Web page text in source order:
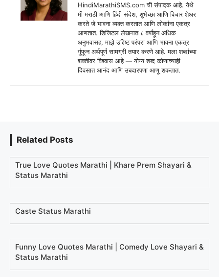
HindiMarathiSMS.com ची संपादक आहे. येथे
मी मराठी आणि हिंदी संदेश, शुभेच्छा आणि विचार शेअर
करते जे भावना व्यक्त करतात आणि लोकांना एकत्र
आणतात. डिजिटल लेखनात ८ वर्षांहून अधिक
अनुभवासह, माझे उद्दिष्ट परंपरा आणि भावना एकत्र
गुंफून अर्थपूर्ण सामग्री तयार करणे आहे. मला शब्दांच्या
शक्तीवर विश्वास आहे — योग्य शब्द कोणाच्याही
दिवसात आनंद आणि उबदारपणा आणू शकतात.
Related Posts
True Love Quotes Marathi | Khare Prem Shayari &
Status Marathi
Caste Status Marathi
Funny Love Quotes Marathi | Comedy Love Shayari &
Status Marathi